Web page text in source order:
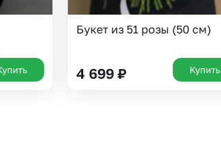
Букет из 51 розы (50 см)
4 699 ₽ Купить